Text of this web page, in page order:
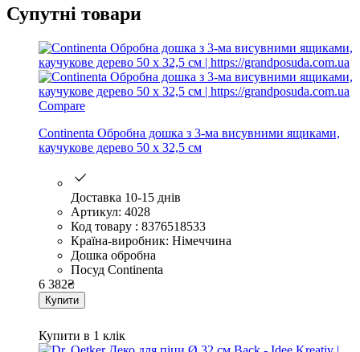
Супутні товари
Compare
Continenta Обробна дошка з 3-ма висувними ящиками,
каучукове дерево 50 х 32,5 см
Доставка 10-15 днів
Артикул: 4028
Код товару : 8376518533
Країна-виробник: Німеччина
Дошка обробна
Посуд Continenta
6 382₴
Купити
Купити в 1 клік